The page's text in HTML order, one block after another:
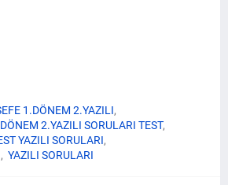
1.DÖNEM 2.YAZILI
2.YAZILI SORULARI TEST
YAZILI SORULARI
YAZILI SORULARI